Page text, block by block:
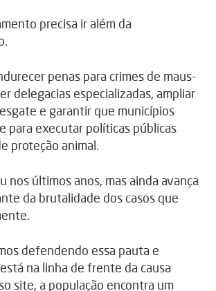
precisa ir além da
penas para crimes de maus-
delegacias especializadas, ampliar
e garantir que municípios
para executar políticas públicas
proteção animal.
nos últimos anos, mas ainda avança
da brutalidade dos casos que
defendendo essa pauta e
na linha de frente da causa
site, a população encontra um